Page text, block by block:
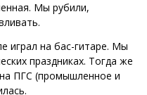
Мы рубили,
играл на бас-гитаре. Мы
праздниках. Тогда же
ПГС (промышленное и